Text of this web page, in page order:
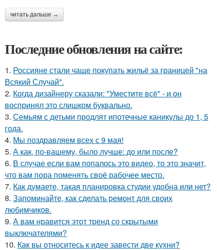
читать дальше →
Последние обновления на сайте:
1. Россияне стали чаще покупать жильё за границей "на
Всякий Случай".
2. Когда дизайнеру сказали: "Уместите всё" - и он
воспринял это слишком буквально.
3. Семьям с детьми продлят ипотечные каникулы до 1, 5
года.
4. Мы поздравляем всех с 9 мая!
5. А как, по-вашему, было лучше: до или после?
6. В случае если вам попалось это видео, то это значит,
что вам пора поменять своё рабочее место.
7. Как думаете, такая планировка студии удобна или нет?
8. Запоминайте, как сделать ремонт для своих
любимчиков.
9. А вам нравится этот тренд со скрытыми
выключателями?
10. Как вы относитесь к идее завести две кухни?